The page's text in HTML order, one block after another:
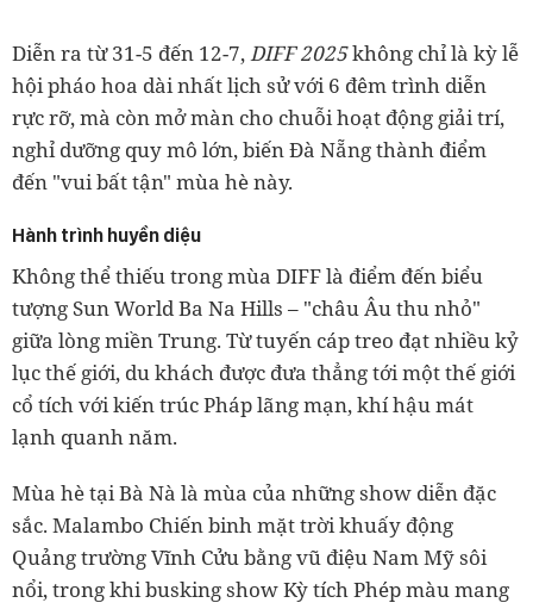
Diễn ra từ 31-5 đến 12-7,DIFF 2025không chỉ là kỳ lễ
hội pháo hoa dài nhất lịch sử với 6 đêm trình diễn
rực rỡ, mà còn mở màn cho chuỗi hoạt động giải trí,
nghỉ dưỡng quy mô lớn, biến Đà Nẵng thành điểm
đến "vui bất tận" mùa hè này.
Hành trình huyền diệu
Không thể thiếu trong mùa DIFF là điểm đến biểu
tượng Sun World Ba Na Hills – "châu Âu thu nhỏ"
giữa lòng miền Trung. Từ tuyến cáp treo đạt nhiều kỷ
lục thế giới, du khách được đưa thẳng tới một thế giới
cổ tích với kiến trúc Pháp lãng mạn, khí hậu mát
lạnh quanh năm.
Mùa hè tại Bà Nà là mùa của những show diễn đặc
sắc. Malambo Chiến binh mặt trời khuấy động
Quảng trường Vĩnh Cửu bằng vũ điệu Nam Mỹ sôi
nổi, trong khi busking show Kỳ tích Phép màu mang